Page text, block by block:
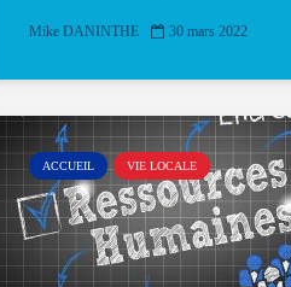
Mike DANINTHE 30 mars 2022
ACCUEIL VIE LOCALE